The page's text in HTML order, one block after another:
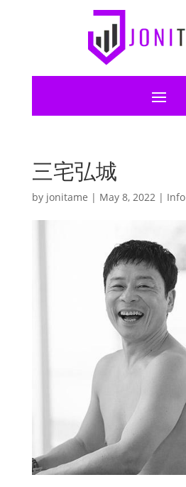
三宅弘城
by jonitame | May 8, 2022| Info